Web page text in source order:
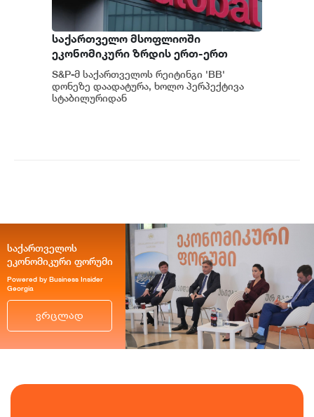
საქართველო მსოფლიოში
ეკონომიკური ზრდის ერთ-ერთ
ყველაზე მაღალ ტემპს ინარჩუნებს -
S&P
S&P-მ საქართველოს რეიტინგი 'BB'
დონეზე დაადატურა, ხოლო პერპექტივა
სტაბილურიდან
საქართველოს
ეკონომიკური ფორუმი
Powered by Business Insider
Georgia
ვრცლად